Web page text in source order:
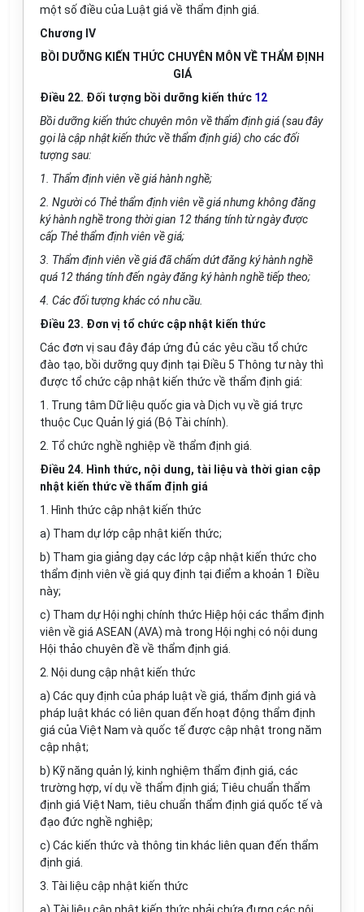
một số điều của Luật giá về thẩm định giá.
Chương IV
BỒI DƯỠNG KIẾN THỨC CHUYÊN MÔN VỀ THẨM ĐỊNH
GIÁ
Điều 22. Đối tượng bồi dưỡng kiến thức 12
Bồi dưỡng kiến thức chuyên môn về thẩm định giá(sau đây
gọi là cập nhật kiến thức về thẩm định giá) cho các đối
tượng sau:
1. Thẩm định viên về giá hành nghề;
2. Người có Thẻ thẩm định viên về giá nhưng không đăng
ký hành nghề trong thời gian 12 tháng tính từ ngày được
cấp Thẻ thẩm định viên về giá;
3. Thẩm định viên về giá đã chấm dứt đăng ký hành nghề
quá 12 thángtính đến ngày đăng ký hành nghề tiếp theo;
4. Các đối tượng khác có nhu cầu.
Điều 23. Đơn vị tổ chức cập nhật kiến thức
Các đơn vị sau đây đáp ứng đủ các yêu cầu tổ chức
đào tạo, bồi dưỡng quy định tại Điều 5 Thông tư này thì
được tổ chức cập nhật kiến thức về thẩm định giá:
1. Trung tâm Dữ liệu quốc gia và Dịch vụ về giá trực
thuộc Cục Quản lý giá (Bộ Tài chính).
2. Tổ chức nghề nghiệp về thẩm định giá.
Điều 24. Hình thức, nội dung, tài liệu và thời gian cập
nhật kiến thức về thẩm định giá
1. Hình thức cập nhật kiến thức
a) Tham dự lớp cập nhật kiến thức;
b) Tham gia giảng dạy các lớp cập nhật kiến thức cho
thẩm định viên về giá quy định tại điểm a khoản 1 Điều
này;
c) Tham dự Hội nghị chính thức Hiệp hội các thẩm định
viên về giá ASEAN (AVA) mà trong Hội nghị có nội dung
Hội thảo chuyên đề về thẩm định giá.
2. Nội dung cập nhật kiến thức
a) Các quy định của pháp luật về giá, thẩm định giá và
pháp luật khác có liên quan đến hoạt động thẩm định
giá của Việt Nam và quốc tế được cập nhật trong năm
cập nhật;
b) Kỹ năng quản lý, kinh nghiệm thẩm định giá, các
trường hợp, ví dụ về thẩm định giá; Tiêu chuẩn thẩm
định giá Việt Nam, tiêu chuẩn thẩm định giá quốc tế và
đạo đức nghề nghiệp;
c) Các kiến thức và thông tin khác liên quan đến thẩm
định giá.
3. Tài liệu cập nhật kiến thức